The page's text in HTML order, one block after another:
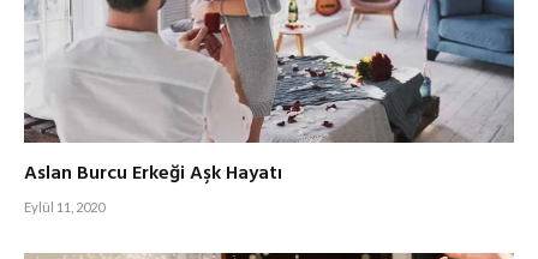
Aslan Burcu Erkeği Aşk Hayatı
Eylül 11, 2020